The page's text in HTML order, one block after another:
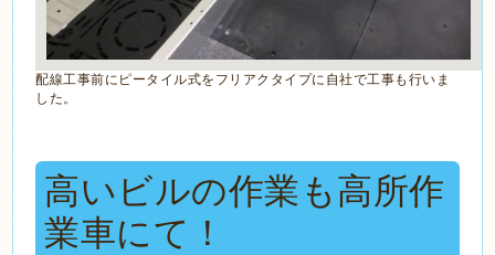
配線工事前にピータイル式をフリアクタイプに自社で工事も行いま
した。
高いビルの作業も高所作
業車にて！